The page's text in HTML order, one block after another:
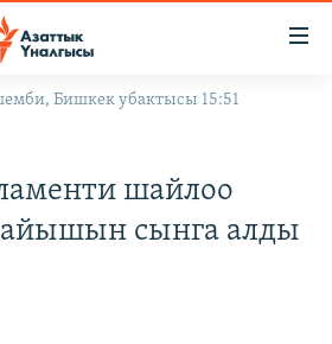
Бишкек убактысы 15:51
шайлоо
сынга алды